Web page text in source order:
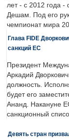
лет - с 2012 года -
Дешам. Под его
чемпионат мира
Глава FIDE
санкций ЕС
Президент
Аркадий
должность.
будет его
Ананд. Накануне
санкционный
Девять стран